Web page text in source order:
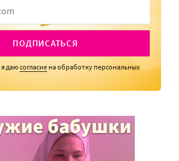
ПОДПИСАТЬСЯ
даюсогласие на обработку персональных